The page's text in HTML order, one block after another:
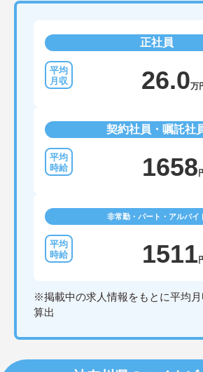
正社員
26.0万
契約社員・嘱託社
1658
非常勤・パート・アルバイ
1511
※掲載中の求人情報をもとに平均
算出